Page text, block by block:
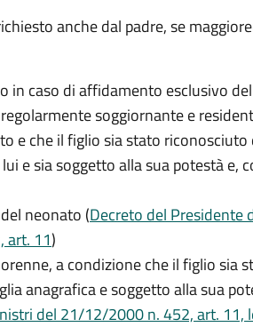
anche dal padre, se
in caso di affidamento esclusivo
soggiornante e
e che il figlio sia stato riconosciuto
e sia soggetto alla sua potestà e,
neonato (Decreto del Presidente
art. 11)
a condizione che il figlio sia
anagrafica e soggetto alla sua
del 21/12/2000 n. 452, art. 11,